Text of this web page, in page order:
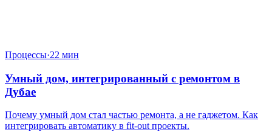
Процессы·22 мин
Умный дом, интегрированный с ремонтом в
Дубае
Почему умный дом стал частью ремонта, а не гаджетом. Как
интегрировать автоматику в fit-out проекты.